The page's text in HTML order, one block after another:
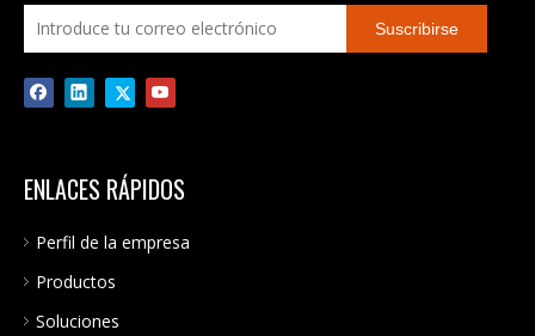
Próxima tecnología energética
Suscribirse
ENLACES RÁPIDOS
Perfil de la empresa
Productos
Soluciones